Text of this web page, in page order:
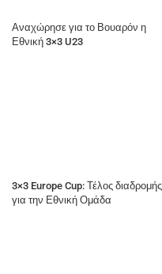
Αναχώρησε για το Βουαρόν η
Εθνική 3×3 U23
3×3 Europe Cup: Τέλος διαδρομής
για την Εθνική Ομάδα